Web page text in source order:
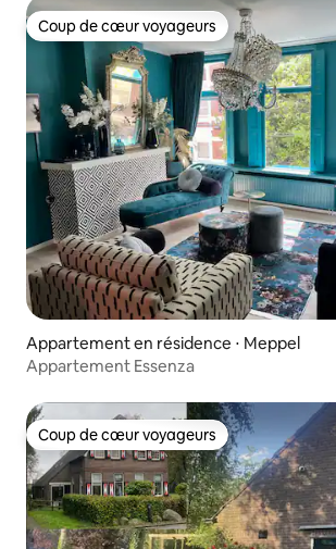
Coup de cœur voyageurs
Coup de cœur voyageurs
Appartement en résidence ⋅ Meppel
Appartement Essenza
Coup de cœur voyageurs
Coup de cœur voyageurs